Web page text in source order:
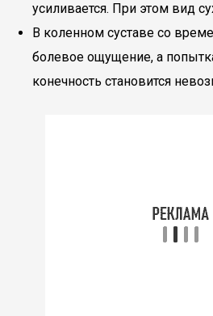
усиливается. При этом вид
В коленном суставе со
болевое ощущение, а
конечность становится